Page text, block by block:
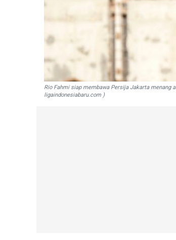
Rio Fahmi siap membawa Persija Jakarta menang
ligaindonesiabaru.com )